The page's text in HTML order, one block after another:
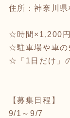
住所：神奈川
☆時間×1,200円
☆駐車場や車の
☆「1日だけ」
【募集日程】
9/1～9/7